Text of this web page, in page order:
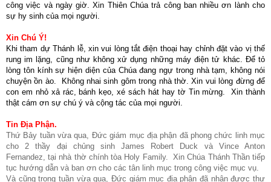
công việc và ngày giờ. Xin Thiên Chúa trả công ban nhiều ơn lành cho
sự hy sinh của mọi người.
Xin Chú Ý!
Khi tham dự Thánh lễ, xin vui lòng tắt điện thoại hay chỉnh đặt vào vị thế
rung im lặng, cũng như không xử dụng những máy điện tử khác. Để tỏ
lòng tôn kính sự hiện diện của Chúa đang ngự trong nhà tạm, không nói
chuyện ồn ào. Không nhai sinh gôm trong nhà thờ. Xin vui lòng đừng để
con em nhỏ xả rác, bánh kẹo, xé sách hát hay tờ Tin mừng. Xin thành
thật cám ơn sự chú ý và cộng tác của mọi người.
Tin Địa Phận.
Thứ Bảy tuần vừa qua, Đức giám mục địa phận đã phong chức linh mục
cho 2 thầy đại chủng sinh James Robert Duck và Vince Anton
Fernandez, tại nhà thờ chính tòa Holy Family. Xin Chúa Thánh Thần tiếp
tục hướng dẫn và ban ơn cho các tân linh mục trong công việc mục vụ.
Và cũng trong tuần vừa qua, Đức giám mục địa phận đã nhận được thư